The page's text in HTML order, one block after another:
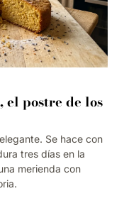
postre de los
Se hace con
tres días en la
merienda con